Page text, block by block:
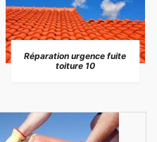
Réparation urgence fuite
toiture 10